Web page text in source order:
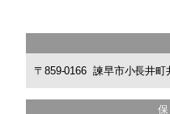
〒859-0166 諫早市小長井町